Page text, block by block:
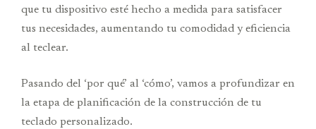
que tu dispositivo esté hecho a medida para satisfacer
tus necesidades, aumentando tu comodidad y eficiencia
al teclear.
Pasando del ‘por qué’ al ‘cómo’, vamos a profundizar en
la etapa de planificación de la construcción de tu
teclado personalizado.